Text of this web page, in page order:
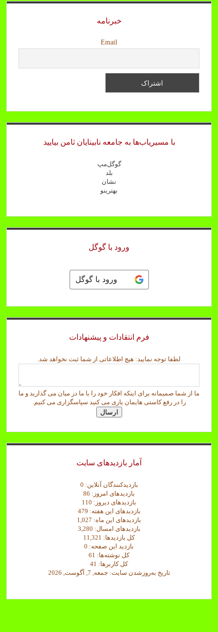
خبرنامه
Email
با مسیریاب‌ها به جامعه نابینایان ثامن بیایید
گوگل‌مپ
بلد
نشان
بهترینو
ورود با گوگل
ورود با گوگل
فرم انتقادات و پیشنهادات
ن
ا
ه
د
ش
ب
لطفا توجه نمایید: هیچ اطلاعاتی از شما ثبت نخواهد شد.
ما از شما صمیمانه برای اینکه افکار خود را با ما در میان می گذارید و ما
را در رفع کاستی هایمان یاری می کنید سپاسگزاری می کنیم.
ارسال
آمار بازدیدهای سایت
بازدیدکنندگان آنلاین: 0
بازدیدهای امروز: 86
بازدیدهای دیروز: 110
بازدیدهای این هفته: 479
بازدیدهای این ماه: 1,027
بازدیدهای امسال: 3,280
کل بازدیدها: 11,321
بازدید این صفحه: 0
کل نوشته‌ها: 61
کل کاربرها: 41
تاریخ به‌روزشدن سایت: جمعه, 7, آگوست, 2026